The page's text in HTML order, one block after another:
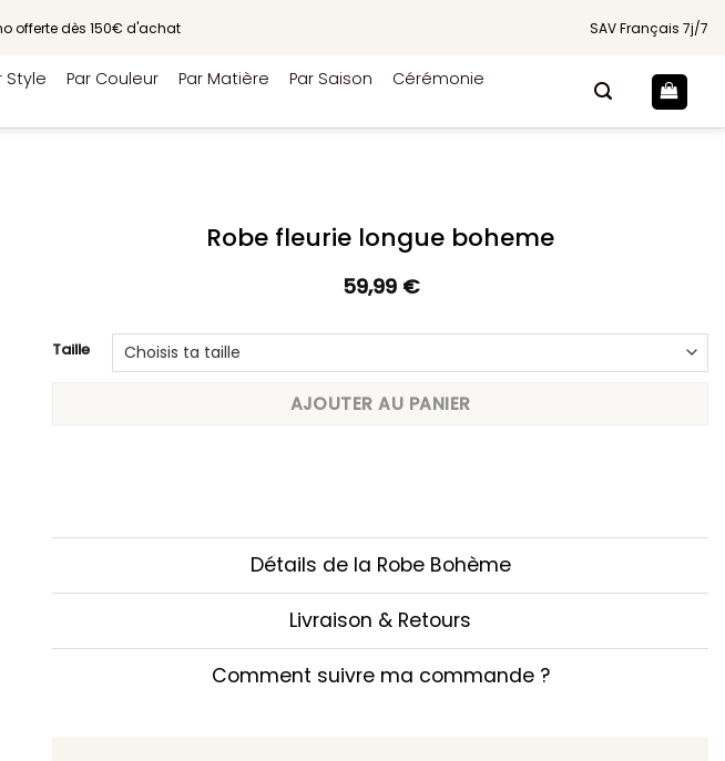
offerte dès 150€ d'achat SAV Français 7j/7
Style Par Couleur Par Matière Par Saison Cérémonie
Robe fleurie longue boheme
59,99 €
Taille
AJOUTER AU PANIER
Détails de la Robe Bohème
Livraison & Retours
Comment suivre ma commande ?